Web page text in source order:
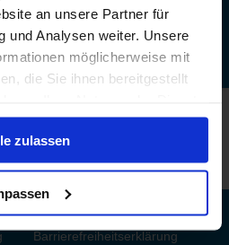
an unsere Partner für
und Analysen weiter. Unsere
möglicherweise mit
die Sie ihnen bereitgestellt
zulassen
Senden
zu uns auf!
Impressum
AGB
Barrierefreiheitserklärung